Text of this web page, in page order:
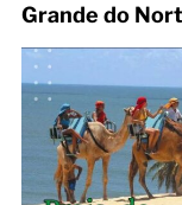
Grande do